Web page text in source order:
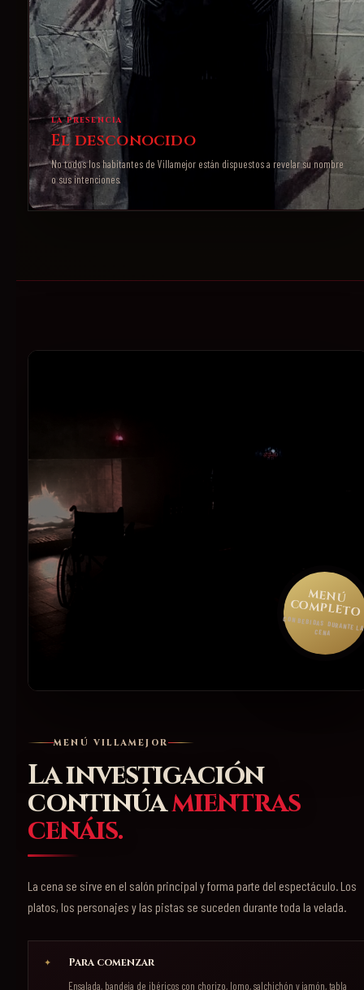
LA PRESENCIA
El desconocido
No todos los habitantes de Villamejor están dispuestos a revelar su nombre
o sus intenciones.
MENÚ
COMPLETO
CON BEBIDAS DURANTE LA
CENA
MENÚ VILLAMEJOR
La investigación
continúamientras
cenáis.
La cena se sirve en el salón principal y forma parte del espectáculo. Los
platos, los personajes y las pistas se suceden durante toda la velada.
Para comenzar
Ensalada, bandeja de ibéricos con chorizo, lomo, salchichón y jamón, tabla